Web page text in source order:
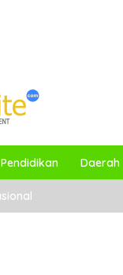
Pendidikan Daerah